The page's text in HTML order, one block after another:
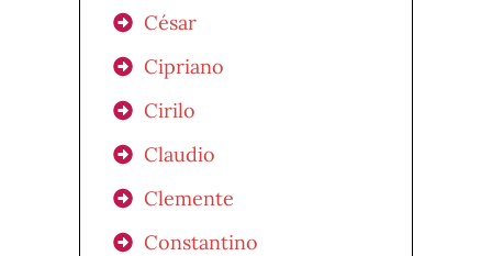
César
Cipriano
Cirilo
Claudio
Clemente
Constantino